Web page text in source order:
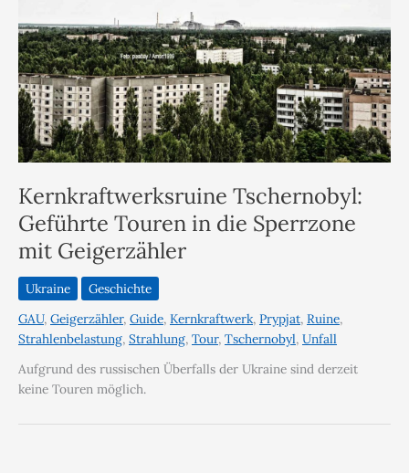
Kernkraftwerksruine Tschernobyl:
Geführte Touren in die Sperrzone
mit Geigerzähler
Ukraine
Geschichte
GAU, Geigerzähler, Guide, Kernkraftwerk, Prypjat, Ruine,
Strahlenbelastung, Strahlung, Tour, Tschernobyl, Unfall
Aufgrund des russischen Überfalls der Ukraine sind derzeit
keine Touren möglich.